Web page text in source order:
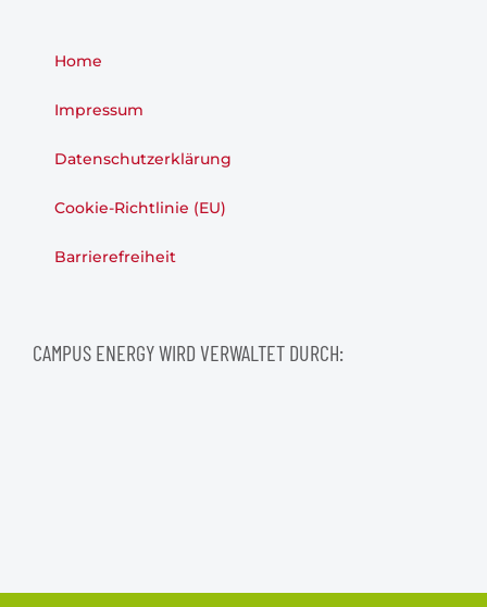
Home
Impressum
Datenschutzerklärung
Cookie-Richtlinie (EU)
Barrierefreiheit
CAMPUS ENERGY WIRD VERWALTET DURCH: